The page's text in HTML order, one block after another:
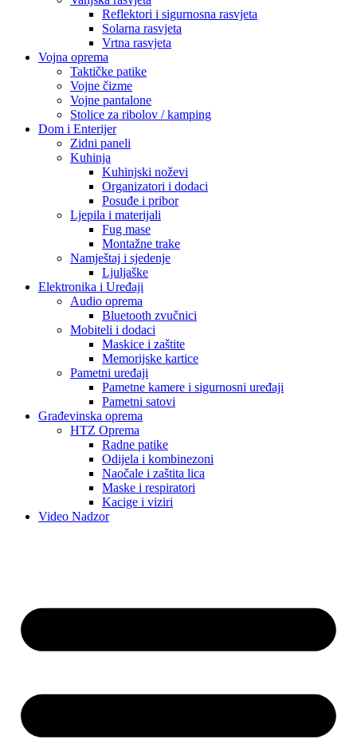
Reflektori i sigurnosna rasvjeta
Solarna rasvjeta
Vrtna rasvjeta
Vojna oprema
Taktičke patike
Vojne čizme
Vojne pantalone
Stolice za ribolov / kamping
Dom i Enterijer
Zidni paneli
Kuhinja
Kuhinjski noževi
Organizatori i dodaci
Posuđe i pribor
Ljepila i materijali
Fug mase
Montažne trake
Namještaj i sjedenje
Ljuljaške
Elektronika i Uređaji
Audio oprema
Bluetooth zvučnici
Mobiteli i dodaci
Maskice i zaštite
Memorijske kartice
Pametni uređaji
Pametne kamere i sigurnosni uređaji
Pametni satovi
Građevinska oprema
HTZ Oprema
Radne patike
Odijela i kombinezoni
Naočale i zaštita lica
Maske i respiratori
Kacige i viziri
Video Nadzor